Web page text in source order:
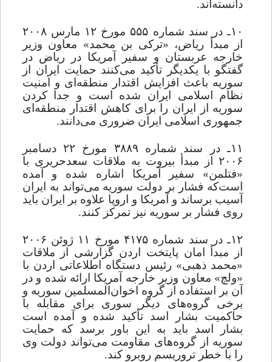
دانسته اند.
۱۰ـ در سند شماره ۵۵۵ مورخ ۱۲ مارس ۲۰۰۸
از مبدأ ریاض، «ترکی بن محمد» معاون وزیر
خارجه عربستان و سفیر آمریکا در ریاض در
گفتگو با یکدیگر تأکید میکنند حمایت ایران از
سوریه باعث افزایش اقتدار منطقه ای و امنیت
نظام اسلامی ایران شده است و جدا کردن
سوریه از ایران را برای کاهش اقتدار منطقه‌ ای
جمهوری اسلامی ایران ضروری میدانند.
۱۱ـ در سند شماره ۳۸۸۹ مورخ ۲۲ دسامبر
۲۰۰۶ از مبدأ بیروت به ملاقات سعدحریری با
«فتلمن» سفیر آمریکا اشاره شده و آمده
است‌که فشار بر دولت سوریه میتواند به ایران
آسیب برساند و آمریکا و اروپا علاوه بر ایران باید
روی فشار بر سوریه نیز تمرکز کنند.
۱۲ـ در سند شماره ۴۱۷۵ مورخ ۱۱ ژوئن ۲۰۰۶
از مبدأ امان پایتخت اردن ‌گزارشی از ملاقات
«محمد ذهبی» رئیس دستگاه اطلاعاتی اردن با
«ولچ» معاون وزیر خارجه آمریکا ارائه شده و در
آن بر استفاده از گروه اخوان‌المسلمین سوریه و
برخی گروههای دیگر سوری برای مقابله با
حاکمیت بشار اسد تأکید شده و آمده است
بشار اسد باید به این باور برسد که حمایت
سوریه از گروههای مقاومت میتواند دولت وی
را با خطر تروریسم روبرو کند.